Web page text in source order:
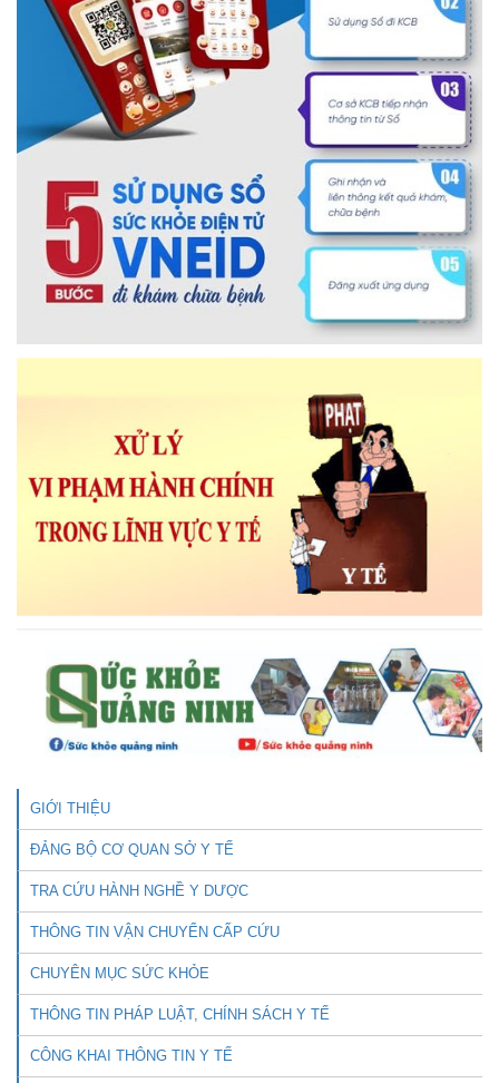
GIỚI THIỆU
ĐẢNG BỘ CƠ QUAN SỞ Y TẾ
TRA CỨU HÀNH NGHỀ Y DƯỢC
THÔNG TIN VẬN CHUYỂN CẤP CỨU
CHUYÊN MỤC SỨC KHỎE
THÔNG TIN PHÁP LUẬT, CHÍNH SÁCH Y TẾ
CÔNG KHAI THÔNG TIN Y TẾ